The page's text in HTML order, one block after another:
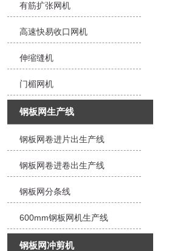
有筋扩张网机
高速快易收口网机
伸缩缝机
门楣网机
钢板网生产线
钢板网卷进片出生产线
钢板网卷进卷出生产线
钢板网分条线
600mm钢板网机生产线
钢板网冲剪机